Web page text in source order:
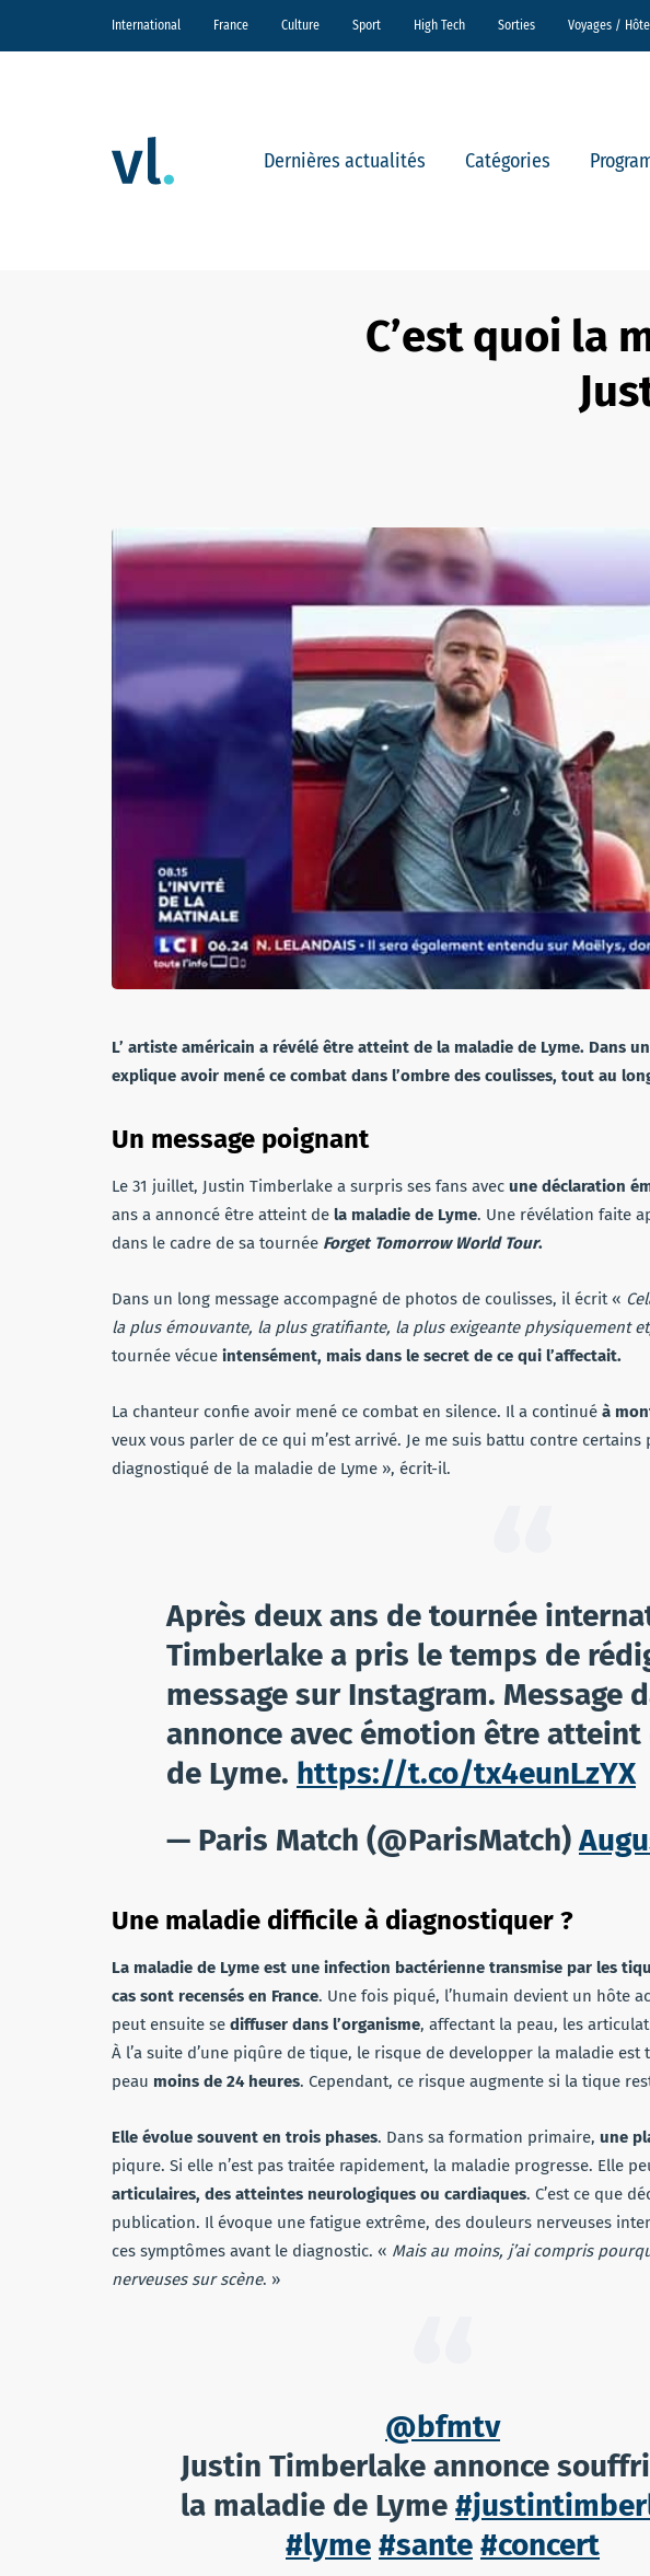
International France Culture Sport High Tech Sorties Voyages /
Dernières actualités Catégories
C’est quoi la
L’ artiste américain a révélé être atteint de la maladie de Lyme. Dans
explique avoir mené ce combat dans l’ombre des coulisses, tout au
Un message poignant
Le 31 juillet, Justin Timberlake a surpris ses fans avec une déclaration
ans a annoncé être atteint de la maladie de Lyme. Une révélation faite
dans le cadre de sa tournée Forget Tomorrow World Tour.
Dans un long message accompagné de photos de coulisses, il écrit «
la plus émouvante, la plus gratifiante, la plus exigeante physiquement
tournée vécue intensément, mais dans le secret de ce qui l’affectait.
La chanteur confie avoir mené ce combat en silence. Il a continué à
veux vous parler de ce qui m’est arrivé. Je me suis battu contre certains
diagnostiqué de la maladie de Lyme », écrit-il.
Après deux ans de tournée
Timberlake a pris le temps de
message sur Instagram. Message
annonce avec émotion être
de Lyme. https://t.co/tx4eunLzYX
— Paris Match (@ParisMatch)
Une maladie difficile à diagnostiquer ?
La maladie de Lyme est une infection bactérienne transmise par les
cas sont recensés en France. Une fois piqué, l’humain devient un hôte
peut ensuite se diffuser dans l’organisme, affectant la peau, les
À l’a suite d’une piqûre de tique, le risque de developper la maladie
peau moins de 24 heures. Cependant, ce risque augmente si la tique
Elle évolue souvent en trois phases. Dans sa formation primaire, une
piqure. Si elle n’est pas traitée rapidement, la maladie progresse. Elle
articulaires, des atteintes neurologiques ou cardiaques. C’est ce que
publication. Il évoque une fatigue extrême, des douleurs nerveuses
ces symptômes avant le diagnostic. « Mais au moins, j’ai compris
nerveuses sur scène. »
@bfmtv
Justin Timberlake annonce
la maladie de Lyme
#lyme #sante #concert